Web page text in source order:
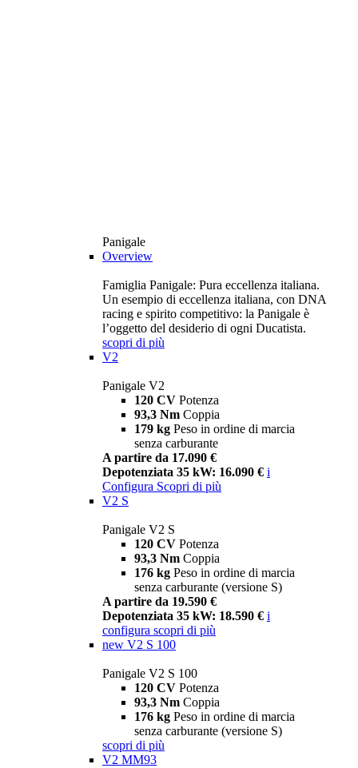
Panigale
Overview
Famiglia Panigale: Pura eccellenza italiana.
Un esempio di eccellenza italiana, con DNA
racing e spirito competitivo: la Panigale è
l’oggetto del desiderio di ogni Ducatista.
scopri di più
V2
Panigale V2
120 CV Potenza
93,3 Nm Coppia
179 kg Peso in ordine di marcia
senza carburante
A partire da 17.090 €
Depotenziata 35 kW: 16.090 € i
Configura Scopri di più
V2 S
Panigale V2 S
120 CV Potenza
93,3 Nm Coppia
176 kg Peso in ordine di marcia
senza carburante (versione S)
A partire da 19.590 €
Depotenziata 35 kW: 18.590 € i
configura scopri di più
new V2 S 100
Panigale V2 S 100
120 CV Potenza
93,3 Nm Coppia
176 kg Peso in ordine di marcia
senza carburante (versione S)
scopri di più
V2 MM93